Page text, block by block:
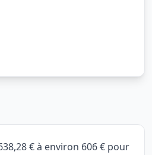
€ à environ 606 € pour